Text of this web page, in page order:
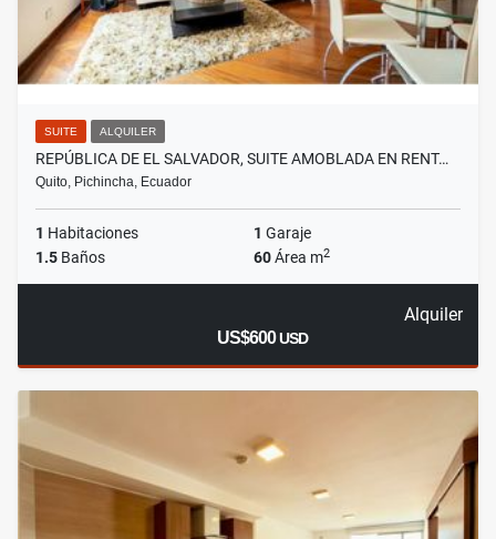
SUITE ALQUILER
REPÚBLICA DE EL SALVADOR, SUITE AMOBLADA EN RENT…
Quito, Pichincha, Ecuador
1 Habitaciones 1 Garaje
1.5 Baños 60Área m2
Alquiler
US$600USD